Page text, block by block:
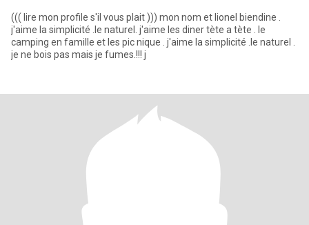
((( lire mon profile s'il vous plait ))) mon nom et lionel biendine .
j'aime la simplicité .le naturel. j'aime les diner tète a tète . le
camping en famille et les pic nique . j'aime la simplicité .le naturel .
je ne bois pas mais je fumes.!!! j